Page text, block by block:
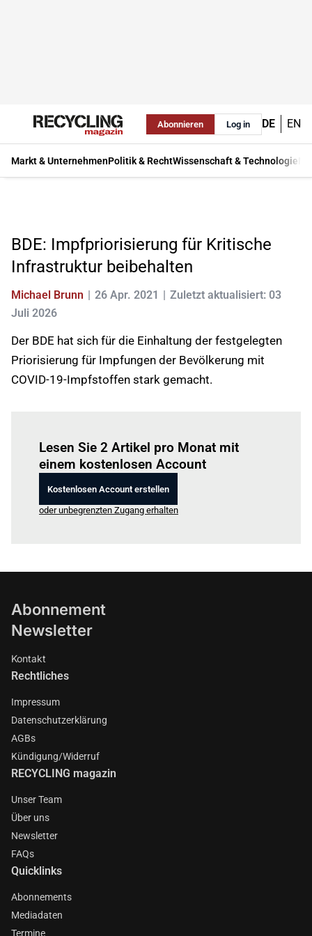
Abonnieren Log in DE EN
Markt & UnternehmenPolitik & RechtWissenschaft & Technologie
BDE: Impfpriorisierung für Kritische
Infrastruktur beibehalten
Michael Brunn 26 Apr. 2021
Zuletzt aktualisiert: 03
Juli 2026
Der BDE hat sich für die Einhaltung der festgelegten
Priorisierung für Impfungen der Bevölkerung mit
COVID-19-Impfstoffen stark gemacht.
Lesen Sie 2 Artikel pro Monat mit
einem kostenlosen Account
Kostenlosen Account erstellen
oder unbegrenzten Zugang erhalten
Abonnement
Newsletter
Kontakt
Rechtliches
Impressum
Datenschutzerklärung
AGBs
Kündigung/Widerruf
RECYCLING magazin
Unser Team
Über uns
Newsletter
FAQs
Quicklinks
Abonnements
Mediadaten
Termine